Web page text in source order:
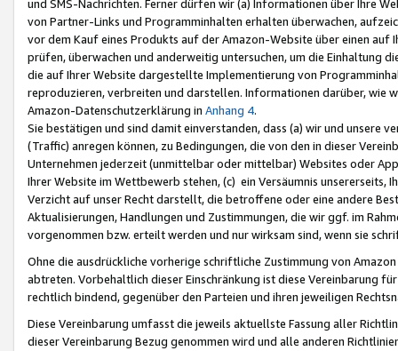
und SMS-Nachrichten. Ferner dürfen wir (a) Informationen über Ihre
von Partner-Links und Programminhalten erhalten überwachen,
vor dem Kauf eines Produkts auf der Amazon-Website über einen
prüfen, überwachen und anderweitig untersuchen, um die Einhaltung
die auf Ihrer Website dargestellte Implementierung von
reproduzieren, verbreiten und darstellen. Informationen darüber, wie
Amazon-Datenschutzerklärung in Anhang 4.
Sie bestätigen und sind damit einverstanden, dass (a) wir und
(Traffic) anregen können, zu Bedingungen, die von den in dieser
Unternehmen jederzeit (unmittelbar oder mittelbar) Websites oder
Ihrer Website im Wettbewerb stehen, (c) ein Versäumnis unsererseits,
Verzicht auf unser Recht darstellt, die betroffene oder eine andere
Aktualisierungen, Handlungen und Zustimmungen, die wir ggf. im
vorgenommen bzw. erteilt werden und nur wirksam sind, wenn sie
Ohne die ausdrückliche vorherige schriftliche Zustimmung von
abtreten. Vorbehaltlich dieser Einschränkung ist diese Vereinbarung
rechtlich bindend, gegenüber den Parteien und ihren jeweiligen
Diese Vereinbarung umfasst die jeweils aktuellste Fassung aller
dieser Vereinbarung Bezug genommen wird und alle anderen